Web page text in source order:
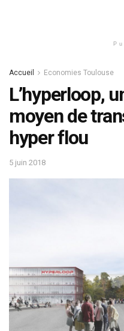
Accueil Economies Toulouse
L’hyperloop,
moyen de
hyper flou
5 juin 2018